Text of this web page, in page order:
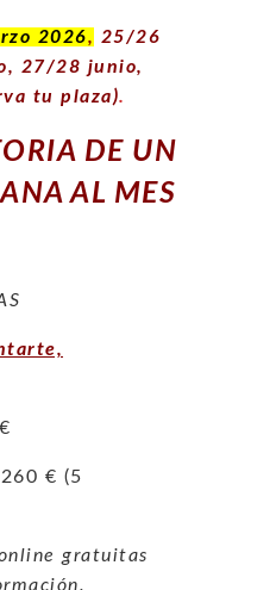
2026, 25/26
27/28 junio,
tu plaza).
DE UN
AL MES
260 € (5
gratuitas